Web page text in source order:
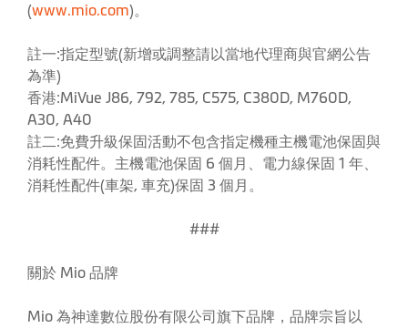
(www.mio.com)。
註一:指定型號(新增或調整請以當地代理商與官網公告
為準)
香港:MiVue J86, 792, 785, C575, C380D, M760D,
A30, A40
註二:免費升級保固活動不包含指定機種主機電池保固與
消耗性配件。主機電池保固 6 個月、電力線保固 1 年、
消耗性配件(車架, 車充)保固 3 個月。
###
關於 Mio 品牌
Mio 為神達數位股份有限公司旗下品牌，品牌宗旨以